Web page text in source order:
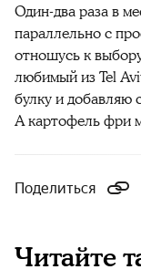
Один-два раза в
параллельно с
отношусь к
любимый из Tel
булку и добавляю
А картофель фри
Поделиться
Читайте